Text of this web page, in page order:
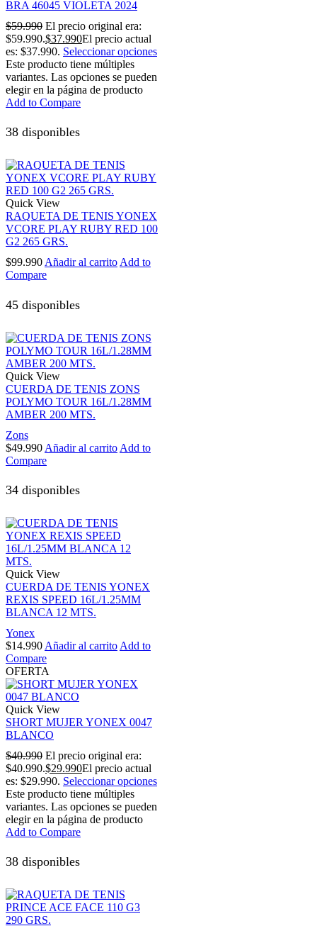
BRA 46045 VIOLETA 2024
$59.990 El precio original era:
$59.990.$37.990El precio actual
es: $37.990. Seleccionar opciones
Este producto tiene múltiples
variantes. Las opciones se pueden
elegir en la página de producto
Add to Compare
38 disponibles
Quick View
RAQUETA DE TENIS YONEX
VCORE PLAY RUBY RED 100
G2 265 GRS.
$99.990Añadir al carritoAdd to
Compare
45 disponibles
Quick View
CUERDA DE TENIS ZONS
POLYMO TOUR 16L/1.28MM
AMBER 200 MTS.
Zons
$49.990 Añadir al carrito Add to
Compare
34 disponibles
Quick View
CUERDA DE TENIS YONEX
REXIS SPEED 16L/1.25MM
BLANCA 12 MTS.
Yonex
$14.990 Añadir al carrito Add to
Compare
OFERTA
Quick View
SHORT MUJER YONEX 0047
BLANCO
$40.990 El precio original era:
$40.990.$29.990El precio actual
es: $29.990. Seleccionar opciones
Este producto tiene múltiples
variantes. Las opciones se pueden
elegir en la página de producto
Add to Compare
38 disponibles